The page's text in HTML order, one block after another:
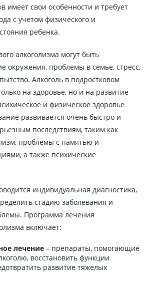
имеет свои особенности и требует
с учетом физического и
ребенка.
алкоголизма могут быть
окружения, проблемы в семье, стресс,
Алкоголь в подростковом
на здоровье, но и на развитие
и физическое здоровье
развивается очень быстро и
последствиям, таким как
проблемы с памятью и
а также психические
индивидуальная диагностика,
стадию заболевания и
Программа лечения
включает:
лечение – препараты, помогающие
восстановить функции
развитие тяжелых